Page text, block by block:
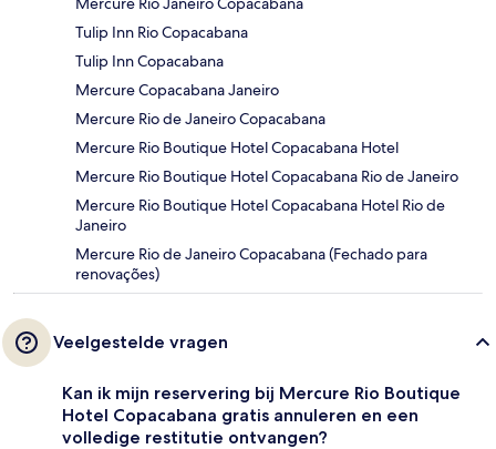
Tulip Inn Rio Copacabana
Tulip Inn Copacabana
Mercure Copacabana Janeiro
Mercure Rio de Janeiro Copacabana
Mercure Rio Boutique Hotel Copacabana Hotel
Mercure Rio Boutique Hotel Copacabana Rio de Janeiro
Mercure Rio Boutique Hotel Copacabana Hotel Rio de
Janeiro
Mercure Rio de Janeiro Copacabana (Fechado para
renovações)
Veelgestelde vragen
Kan ik mijn reservering bij Mercure Rio Boutique
Hotel Copacabana gratis annuleren en een
volledige restitutie ontvangen?